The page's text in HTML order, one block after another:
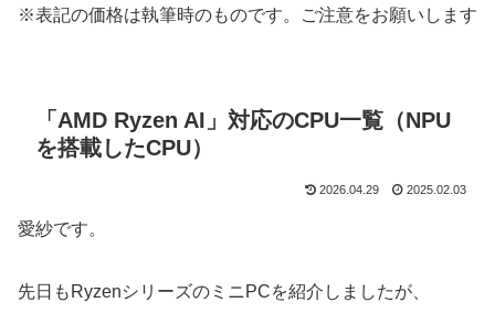
※表記の価格は執筆時のものです。ご注意をお願いします
「AMD Ryzen AI」対応のCPU一覧（NPU
を搭載したCPU）
2026.04.29 2025.02.03
愛紗です。
先日もRyzenシリーズのミニPCを紹介しましたが、